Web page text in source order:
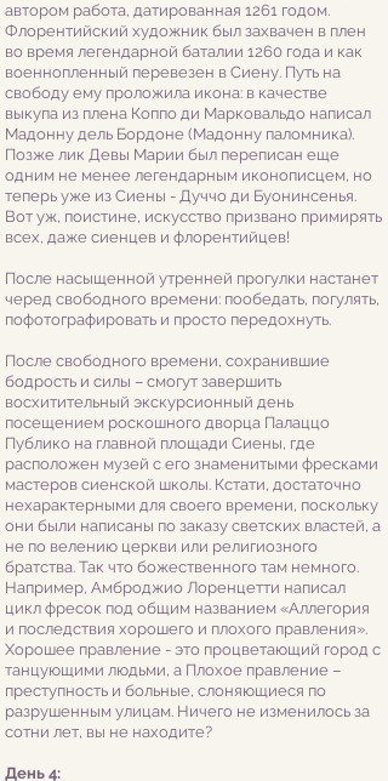
автором работа, датированная 1261 годом.
Флорентийский художник был захвачен в плен
во время легендарной баталии 1260 года и как
военнопленный перевезен в Сиену. Путь на
свободу ему проложила икона: в качестве
выкупа из плена Коппо ди Марковальдо написал
Мадонну дель Бордоне (Мадонну паломника).
Позже лик Девы Марии был переписан еще
одним не менее легендарным иконописцем, но
теперь уже из Сиены - Дуччо ди Буонинсенья.
Вот уж, поистине, искусство призвано примирять
всех, даже сиенцев и флорентийцев!
После насыщенной утренней прогулки настанет
черед свободного времени: пообедать, погулять,
пофотографировать и просто передохнуть.
После свободного времени, сохранившие
бодрость и силы – смогут завершить
восхитительный экскурсионный день
посещением роскошного дворца Палаццо
Публико на главной площади Сиены, где
расположен музей с его знаменитыми фресками
мастеров сиенской школы. Кстати, достаточно
нехарактерными для своего времени, поскольку
они были написаны по заказу светских властей, а
не по велению церкви или религиозного
братства. Так что божественного там немного.
Например, Амброджио Лоренцетти написал
цикл фресок под общим названием «Аллегория
и последствия хорошего и плохого правления».
Хорошее правление - это процветающий город с
танцующими людьми, а Плохое правление –
преступность и больные, слоняющиеся по
разрушенным улицам. Ничего не изменилось за
сотни лет, вы не находите?
День 4: